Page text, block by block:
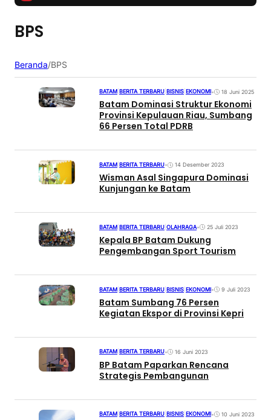
BPS
Beranda/BPS
BATAM BERITA TERBARU BISNIS EKONOMI• 18 Juni 2025
Batam Dominasi Struktur Ekonomi
Provinsi Kepulauan Riau, Sumbang
66 Persen Total PDRB
BATAM BERITA TERBARU• 14 Desember 2023
Wisman Asal Singapura Dominasi
Kunjungan ke Batam
BATAM BERITA TERBARU OLAHRAGA• 25 Juli 2023
Kepala BP Batam Dukung
Pengembangan Sport Tourism
BATAM BERITA TERBARU BISNIS EKONOMI• 9 Juli 2023
Batam Sumbang 76 Persen
Kegiatan Ekspor di Provinsi Kepri
BATAM BERITA TERBARU• 16 Juni 2023
BP Batam Paparkan Rencana
Strategis Pembangunan
BATAM BERITA TERBARU BISNIS EKONOMI• 10 Juni 2023